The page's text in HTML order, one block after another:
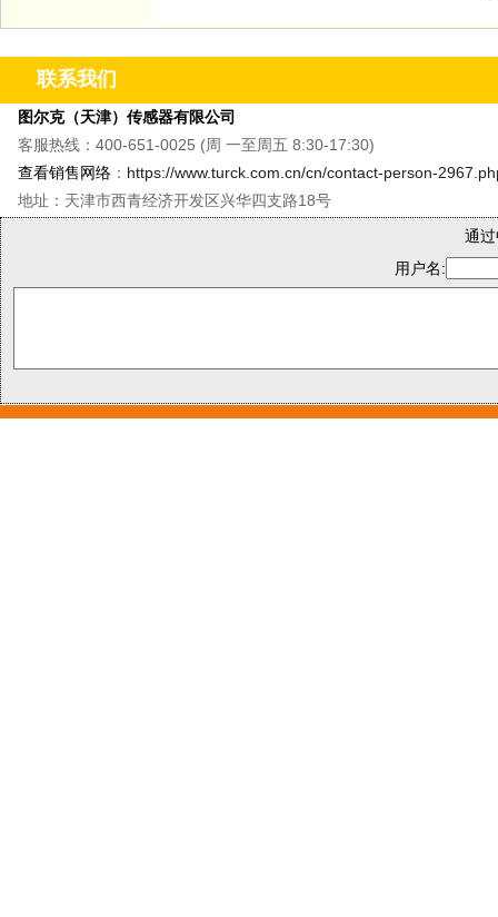
联系我们
图尔克（天津）传感器有限公司
客服热线：400-651-0025 (周 一至周五 8:30-17:30)
查看销售网络 ： https://www.turck.com.cn/cn/contact-person-
地址：天津市西青经济开发区兴华四支路18号
通
用户名: